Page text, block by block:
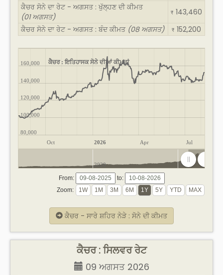
ਕੈਚਰ ਸੋਨੇ ਦਾ ਰੇਟ - ਅਗਸਤ : ਖੁੱਲ੍ਹਣ ਦੀ ਕੀਮਤ
(01 ਅਗਸਤ)
₹ 143,460
ਕੈਚਰ ਸੋਨੇ ਦਾ ਰੇਟ - ਅਗਸਤ : ਬੰਦ ਕੀਮਤ (08 ਅਗਸਤ) ₹ 152,200
ਕੈਚਰ : ਇਤਿਹਾਸਕ ਸੋਨੇ ਦੀਆਂ ਕੀਮਤਾਂ
Oct 2026 Apr Jul
80,000
100,000
120,000
140,000
160,000
2020 2025
From:
to:
Zoom:
ਕੈਚਰ - ਸਾਰੇ ਸ਼ਹਿਰ ਨੇੜੇ : ਸੋਨੇ ਦੀ ਕੀਮਤ
ਕੈਚਰ : ਸਿਲਵਰ ਰੇਟ
09 ਅਗਸਤ 2026